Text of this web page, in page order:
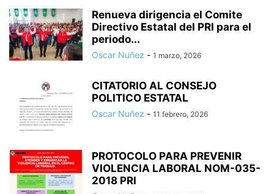
Renueva dirigencia el Comite
Directivo Estatal del PRI para el
periodo...
Oscar Nuñez - 1 marzo, 2026
CITATORIO AL CONSEJO
POLITICO ESTATAL
Oscar Nuñez - 11 febrero, 2026
PROTOCOLO PARA PREVENIR
VIOLENCIA LABORAL NOM-035-
2018 PRI